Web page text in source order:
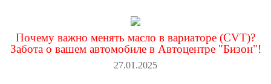
Почему важно менять масло в вариаторе (CVT)?
Забота о вашем автомобиле в Автоцентре "Бизон"!
27.01.2025